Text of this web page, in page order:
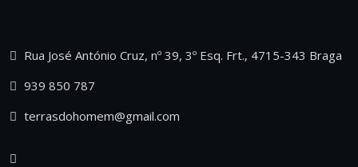
Rua José António Cruz, nº 39, 3º Esq. Frt., 4715-343 Braga
939 850 787
terrasdohomem@gmail.com